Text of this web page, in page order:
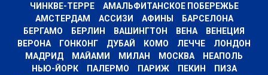
ЧИНКВЕ-ТЕРРЕ
АМАЛЬФИТАНСКОЕ ПОБЕРЕЖЬЕ
АМСТЕРДАМ
АССИЗИ АФИНЫ
БАРСЕЛОНА
БЕРГАМО
БЕРЛИН ВАШИНГТОН ВЕНА
ВЕНЕЦИЯ
ВЕРОНА
ГОНКОНГ ДУБАЙ КОМО ЛЕЧЧЕ
ЛОНДОН
МАДРИД
МАЙАМИ МИЛАН МОСКВА
НЕАПОЛЬ
НЬЮ-ЙОРК
ПАЛЕРМО ПАРИЖ ПЕКИН
ПИЗА